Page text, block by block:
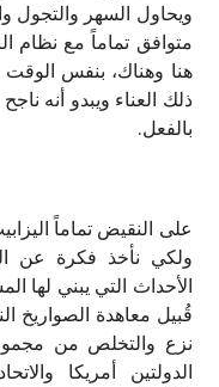
ويحاول السهر والتجول
متوافق تماماً مع نظام
هنا وهناك، بنفس
ذلك العناء ويبدو أنه
بالفعل.
على النقيض تماماً
ولكي نأخذ فكرة عن
الأحداث التي يبني لها
قُبيل معاهدة الصواريخ
نزع والتخلص من
الدولتين أمريكا